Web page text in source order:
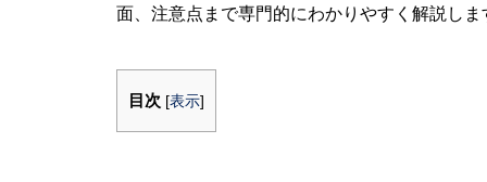
面、注意点まで専門的にわかりやすく解説しま
目次 [表示]